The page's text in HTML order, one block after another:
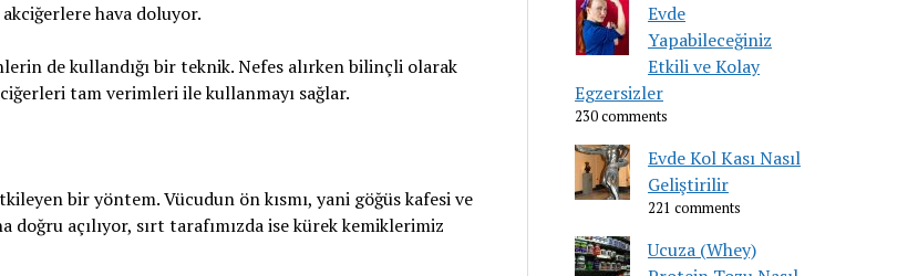
akciğerlere hava doluyor.
de kullandığı bir teknik. Nefes alırken bilinçli olarak
tam verimleri ile kullanmayı sağlar.
bir yöntem. Vücudun ön kısmı, yani göğüs kafesi ve
açılıyor, sırt tarafımızda ise kürek kemiklerimiz
Evde
Yapabileceğiniz
Etkili ve Kolay
Egzersizler
230 comments
Evde Kol Kası Nasıl
Geliştirilir
221 comments
Ucuza (Whey)